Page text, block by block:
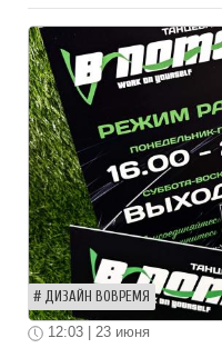
ДИЗАЙН ВОВРЕМЯ
12:03 | 23 июня